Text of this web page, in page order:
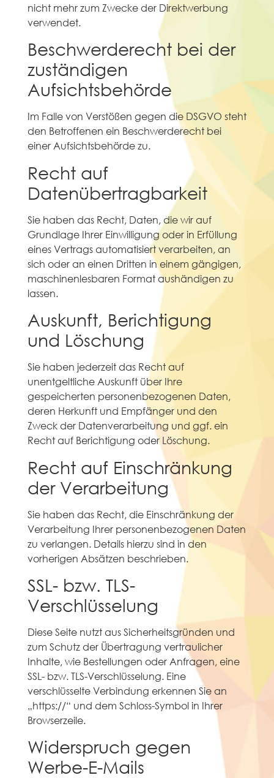
nicht mehr zum Zwecke der Direktwerbung
verwendet.
Beschwerderecht bei der
zuständigen
Aufsichtsbehörde
Im Falle von Verstößen gegen die DSGVO steht
den Betroffenen ein Beschwerderecht bei
einer Aufsichtsbehörde zu.
Recht auf
Datenübertragbarkeit
Sie haben das Recht, Daten, die wir auf
Grundlage Ihrer Einwilligung oder in Erfüllung
eines Vertrags automatisiert verarbeiten, an
sich oder an einen Dritten in einem gängigen,
maschinenlesbaren Format aushändigen zu
lassen.
Auskunft, Berichtigung
und Löschung
Sie haben jederzeit das Recht auf
unentgeltliche Auskunft über Ihre
gespeicherten personenbezogenen Daten,
deren Herkunft und Empfänger und den
Zweck der Datenverarbeitung und ggf. ein
Recht auf Berichtigung oder Löschung.
Recht auf Einschränkung
der Verarbeitung
Sie haben das Recht, die Einschränkung der
Verarbeitung Ihrer personenbezogenen Daten
zu verlangen. Details hierzu sind in den
vorherigen Absätzen beschrieben.
SSL- bzw. TLS-
Verschlüsselung
Diese Seite nutzt aus Sicherheitsgründen und
zum Schutz der Übertragung vertraulicher
Inhalte, wie Bestellungen oder Anfragen, eine
SSL- bzw. TLS-Verschlüsselung. Eine
verschlüsselte Verbindung erkennen Sie an
„https://“ und dem Schloss-Symbol in Ihrer
Browserzeile.
Widerspruch gegen
Werbe-E-Mails